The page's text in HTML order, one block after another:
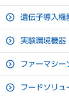
遺伝子導入機
実験環境機器
ファーマシー
フードソリュ